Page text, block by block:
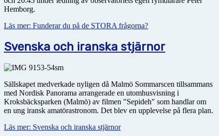
Hemborg.
Läs mer: Funderar du på de STORA frågorna?
Svenska och iranska stjärnor
Sällskapet medverkade nyligen då Malmö Sommarscen tillsammans
med Nordisk Panorama arrangerade en utomhusvisning i
Kroksbäcksparken (Malmö) av filmen "Sepideh" som handlar om
en ung iransk amatörastronom. Det blev en upplevelse på flera plan.
Läs mer: Svenska och iranska stjärnor